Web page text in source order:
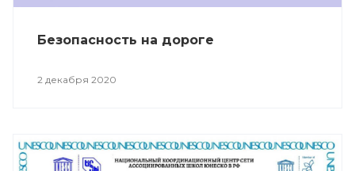
Безопасность на дороге
2 декабря 2020